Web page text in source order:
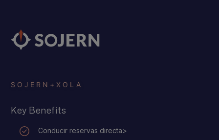
SOJERN + XOLA
Key Benefits
Conducir reservas directa>